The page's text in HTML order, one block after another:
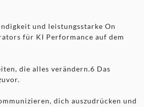
und leistungsstarke On
für KI Performance auf dem
die alles verändern.6 Das
dich auszudrücken und